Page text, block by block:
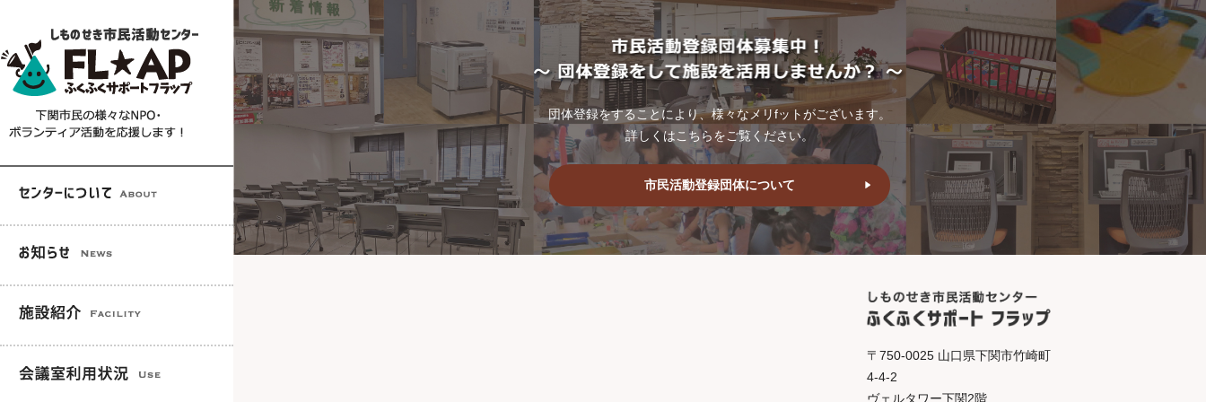
団体登録をすることにより、様々なメリfットがございます。
詳しくはこちらをご覧ください。
市民活動登録団体について
〒750-0025 山口県下関市竹崎町
4-4-2
ヴェルタワー下関2階